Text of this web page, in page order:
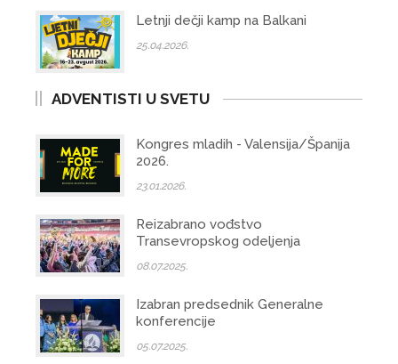
Letnji dečji kamp na Balkani
25.04.2026.
ADVENTISTI U SVETU
Kongres mladih - Valensija/Španija
2026.
23.01.2026.
Reizabrano vođstvo
Transevropskog odeljenja
08.07.2025.
Izabran predsednik Generalne
konferencije
05.07.2025.